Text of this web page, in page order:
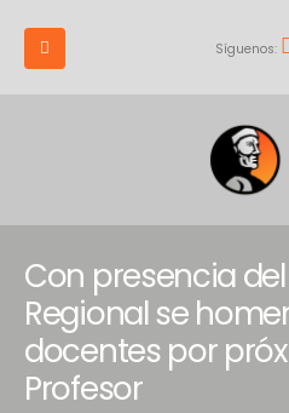
Síguenos:
Con presencia
Regional se
docentes por
Profesor